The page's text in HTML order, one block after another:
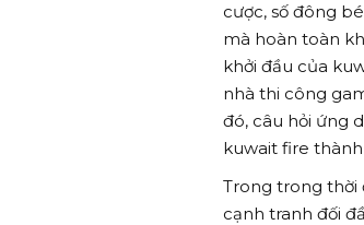
cược, số đông
mà hoàn toàn
khởi đầu của
nhà thi công
đó, câu hỏi ứng
kuwait fire
Trong trong thời
cạnh tranh đối